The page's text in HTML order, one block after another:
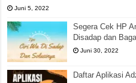
Juni 5, 2022
Segera Cek HP
Disadap dan
Juni 30, 2022
Daftar Aplikasi